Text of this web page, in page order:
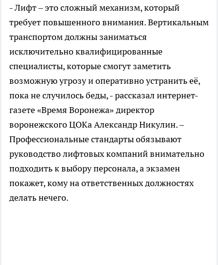
- Лифт – это сложный механизм, который
требует повышенного внимания. Вертикальным
транспортом должны заниматься
исключительно квалифицированные
специалисты, которые смогут заметить
возможную угрозу и оперативно устранить её,
пока не случилось беды, - рассказал интернет-
газете «Время Воронежа» директор
воронежского ЦОКа Александр Никулин. –
Профессиональные стандарты обязывают
руководство лифтовых компаний внимательно
подходить к выбору персонала, а экзамен
покажет, кому на ответственных должностях
делать нечего.